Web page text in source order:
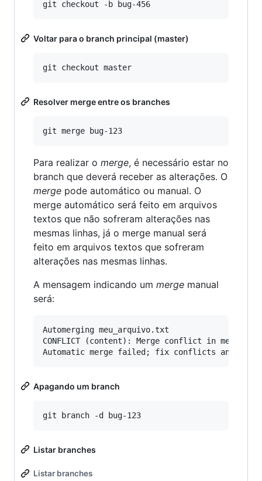
Voltar para o branch principal (master)
Resolver merge entre os branches
Para realizar o merge, é necessário estar no
branch que deverá receber as alterações. O
merge pode automático ou manual. O
merge automático será feito em arquivos
textos que não sofreram alterações nas
mesmas linhas, já o merge manual será
feito em arquivos textos que sofreram
alterações nas mesmas linhas.
A mensagem indicando um merge manual
será:
Automerging meu_arquivo.txt
CONFLICT (content): Merge conflict in
Apagando um branch
Listar branches
Listar branches